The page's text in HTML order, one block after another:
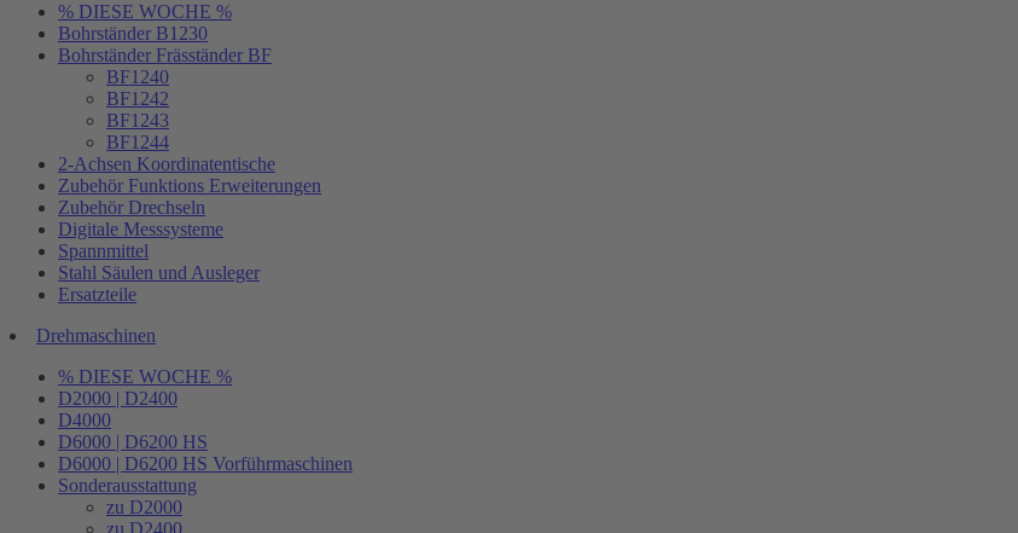
% DIESE WOCHE %
Bohrständer B1230
Bohrständer Fräsständer BF
BF1240
BF1242
BF1243
BF1244
2-Achsen Koordinatentische
Zubehör Funktions Erweiterungen
Zubehör Drechseln
Digitale Messsysteme
Spannmittel
Stahl Säulen und Ausleger
Ersatzteile
Drehmaschinen
% DIESE WOCHE %
D2000 | D2400
D4000
D6000 | D6200 HS
D6000 | D6200 HS Vorführmaschinen
Sonderausstattung
zu D2000
zu D2400